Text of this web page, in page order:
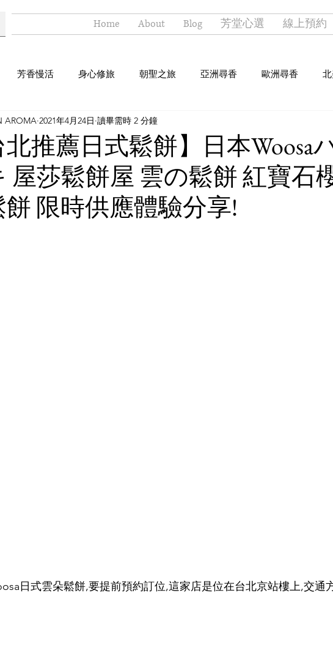
Home About Blog 芳堂心選 線上預約
芳香慢活 身心修旅 朝聖之旅 亞洲尋香 歐洲尋香
芳晨式
北推薦日式鬆餅】日本Woosa
屋莎鬆餅屋 雲の鬆餅 紅寶石
限時供應體驗分享!
AROMA 2021年4月24日 讀畢需時 2 分鐘
日式雲朵鬆餅,要提前預約訂位,這家店是位在台北京站樓上,交通